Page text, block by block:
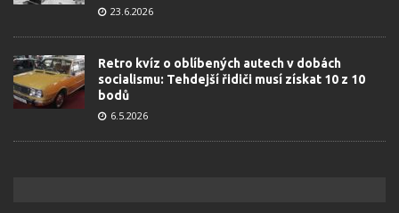
23.6.2026
Retro kvíz o oblíbených autech v dobách
socialismu: Tehdejší řidiči musí získat 10 z 10
bodů
6.5.2026